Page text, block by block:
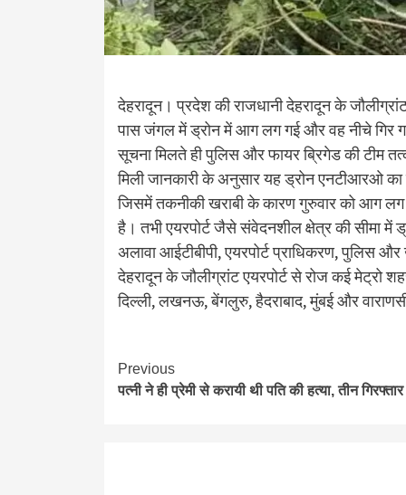
देहरादून। प्रदेश की राजधानी देहरादून के
पास जंगल में ड्रोन में आग लग गई और वह नीचे गिर
सूचना मिलते ही पुलिस और फायर ब्रिगेड की टीम
मिली जानकारी के अनुसार यह ड्रोन एनटीआरओ का
जिसमें तकनीकी खराबी के कारण गुरुवार को आग लग
है। तभी एयरपोर्ट जैसे संवेदनशील क्षेत्र की सीमा में
अलावा आईटीबीपी, एयरपोर्ट प्राधिकरण, पुलिस
देहरादून के जौलीग्रांट एयरपोर्ट से रोज कई मेट्रो
दिल्ली, लखनऊ, बेंगलुरु, हैदराबाद, मुंबई और
Continue
Reading
Previous
पत्नी ने ही प्रेमी से करायी थी पति की हत्या, तीन गिरफ्तार